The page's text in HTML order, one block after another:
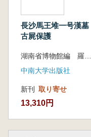
長沙馬王堆一号漢墓
古屍保護
湖南省博物館編 羅学港 遊振群 主編
中南大学出版社
新刊 取り寄せ
13,310円